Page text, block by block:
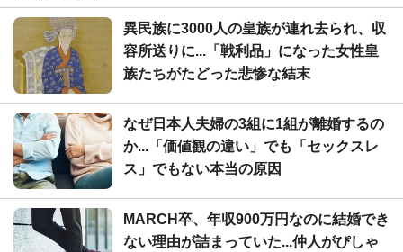
異民族に3000人の皇族が連れ去られ、収
容所送りに...「戦利品」になった女性皇
族たちがたどった悲惨な結末
なぜ日本人夫婦の3組に1組が離婚するの
か...「価値観の違い」でも「セックスレ
ス」でもない本当の原因
MARCH卒、年収900万円なのに結婚でき
ない理由が詰まっていた...仲人がぴしゃ